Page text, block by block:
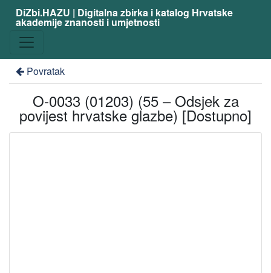
DiZbi.HAZU | Digitalna zbirka i katalog Hrvatske
akademije znanosti i umjetnosti
Povratak
O-0033 (01203) (55 – Odsjek za
povijest hrvatske glazbe) [Dostupno]